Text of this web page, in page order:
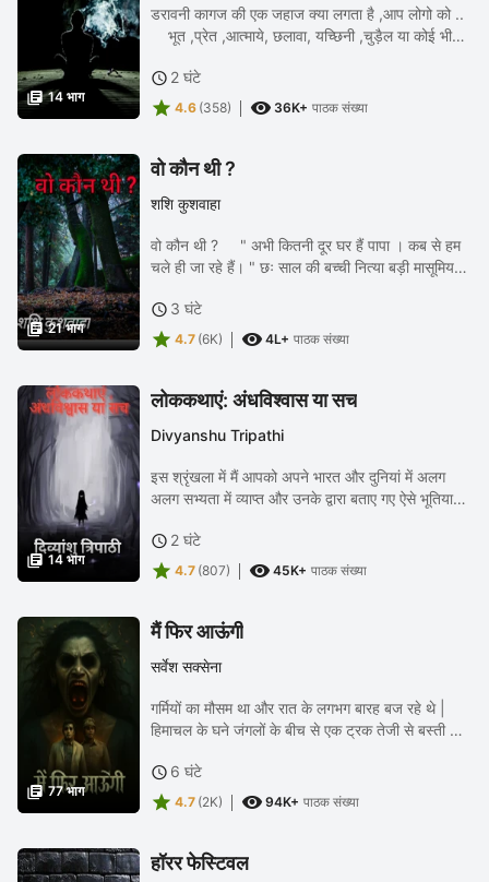
 14 भाग
डरावनी कागज की एक जहाज क्या लगता है ,आप लोगो को ..
भूत ,प्रेत ,आत्माये, छलावा, यच्छिनी ,चुड़ैल या कोई भी
के लिए ये कहानियाँ बना लेते...
 2 घंटे
 4.6 (358)  36K+ पाठक संख्या
 21 भाग
वो कौन थी ?
शशि कुशवाहा
वो कौन थी ? " अभी कितनी दूर घर हैं पापा । कब से हम
चले ही जा रहे हैं। " छः साल की बच्ची नित्या बड़ी मासूमियत
नित्या अपने पापा...
 3 घंटे
 4.7 (6K)  4L+ पाठक संख्या
 14 भाग
लोककथाएं: अंधविश्वास या सच
Divyanshu Tripathi
इस श्रृंखला में मैं आपको अपने भारत और दुनियां में अलग
अलग सभ्यता में व्याप्त और उनके द्वारा बताए गए ऐसे भूतिया
सुनकर आपको उनके बारे में...
 2 घंटे
 4.7 (807)  45K+ पाठक संख्या
 77 भाग
मैं फिर आऊंगी
सर्वेश सक्सेना
गर्मियों का मौसम था और रात के लगभग बारह बज रहे थे |
हिमाचल के घने जंगलों के बीच से एक ट्रक तेजी से बस्ती की
पहले आदमी ने दूसरे आदमी को देखते...
 6 घंटे
 4.7 (2K)  94K+ पाठक संख्या
हॉरर फेस्टिवल